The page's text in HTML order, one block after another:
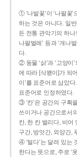
① ‘나발꽃’이 ‘나팔꽃’
하는 것은 아니다. 일
든 전통 관악기의 하나
나팔벌레’ 등과 ‘개나
다.
② 동물 ‘삵’과 ‘고양이
에 따라 [삭꽹이]가 되
이’를 표준어로 삼았다
표준어로 인정하였다.
③ ‘칸’은 공간의 구획
쓰이거나 공간으로서
칸, 한 칸 벌리다, 비어
구간, 방앗간, 외양간,
④ ‘털다’는 달려 있는
한다는 뜻으로, 주로 ‘